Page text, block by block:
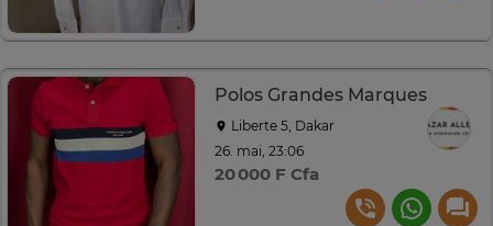
Polos Grandes Marques
Liberte 5, Dakar
26. mai, 23:06
20 000 F Cfa